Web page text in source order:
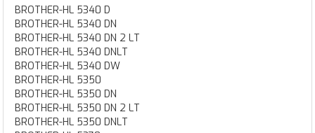
BROTHER-HL 5340 D
BROTHER-HL 5340 DN
BROTHER-HL 5340 DN 2 LT
BROTHER-HL 5340 DNLT
BROTHER-HL 5340 DW
BROTHER-HL 5350
BROTHER-HL 5350 DN
BROTHER-HL 5350 DN 2 LT
BROTHER-HL 5350 DNLT